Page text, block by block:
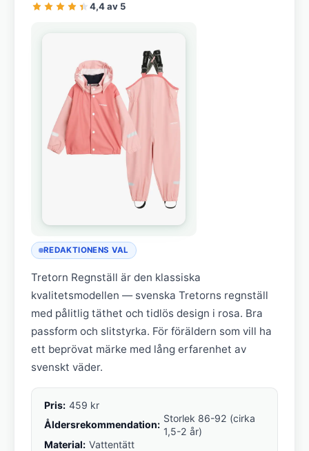
4,4 av 5
REDAKTIONENS VAL
Tretorn Regnställ är den klassiska
kvalitetsmodellen — svenska Tretorns regnställ
med pålitlig täthet och tidlös design i rosa. Bra
passform och slitstyrka. För föräldern som vill ha
ett beprövat märke med lång erfarenhet av
svenskt väder.
Pris: 459 kr
Åldersrekommendation:
Storlek 86-92 (cirka
1,5-2 år)
Material: Vattentätt